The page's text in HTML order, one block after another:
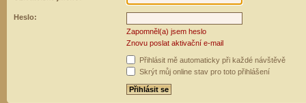
Heslo:
Zapomněl(a) jsem heslo
Znovu poslat aktivační e-mail
Přihlásit mě automaticky při každé návštěvě
Skrýt můj online stav pro toto přihlášení